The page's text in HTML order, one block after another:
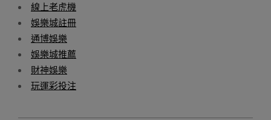
線上老虎機
娛樂城註冊
通博娛樂
娛樂城推薦
財神娛樂
玩運彩投注